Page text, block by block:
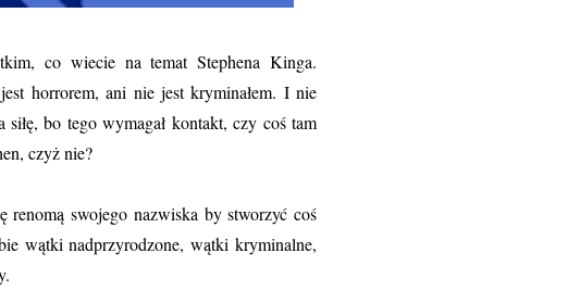
co wiecie na temat Stephena Kinga.
horrorem, ani nie jest kryminałem. I nie
siłę, bo tego wymagał kontakt, czy coś tam
czyż nie?
renomą swojego nazwiska by stworzyć coś
wątki nadprzyrodzone, wątki kryminalne,